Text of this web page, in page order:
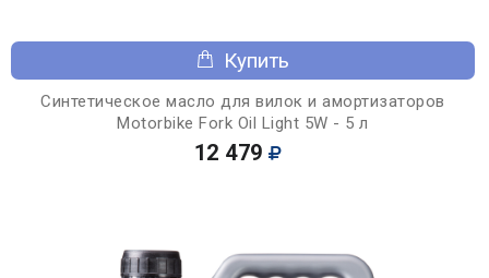
Купить
Синтетическое масло для вилок и амортизаторов
Motorbike Fork Oil Light 5W - 5 л
12 479